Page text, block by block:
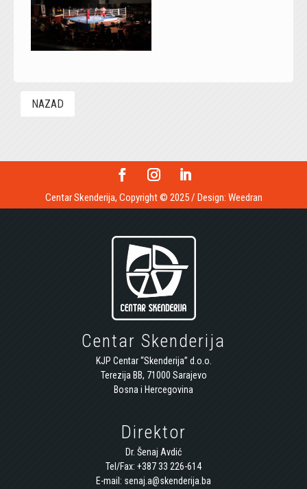
NAZAD
Centar Skenderija, Copyright © 2025 / Design: Weedran
Centar Skenderija
KJP Centar “Skenderija” d.o.o.
Terezija BB, 71000 Sarajevo
Bosna i Hercegovina
Direktor
Dr. Šenaj Avdić
Tel/Fax: +387 33 226-614
E-mail: senaj.a@skenderija.ba